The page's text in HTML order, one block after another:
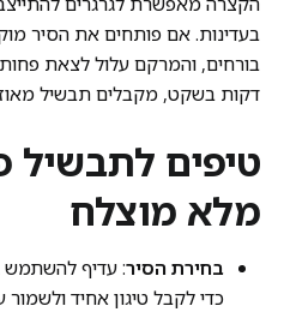
בעדינות. אם פותחים את הסיר
בורחים, והמרקם עלול לצאת
דקות בשקט, מקבלים תבשיל
טיפים לתבשיל
מלא מוצלח
בחירת הסיר: עדיף
כדי לקבל טיגון אחיד ולשמור